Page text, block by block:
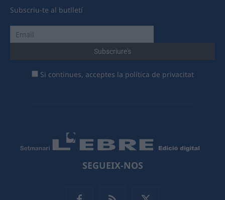
Subscriu-te al butlletí
Si continues, acceptes la política de privacitat
SEGUEIX-NOS